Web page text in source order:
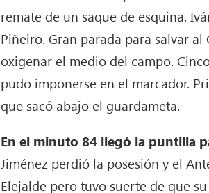
remate de un saque de esquina.
Piñeiro. Gran parada para salvar
oxigenar el medio del campo.
pudo imponerse en el marcador.
que sacó abajo el guardameta.
En el minuto 84 llegó la puntilla
Jiménez perdió la posesión y el
Elejalde pero tuvo suerte de que